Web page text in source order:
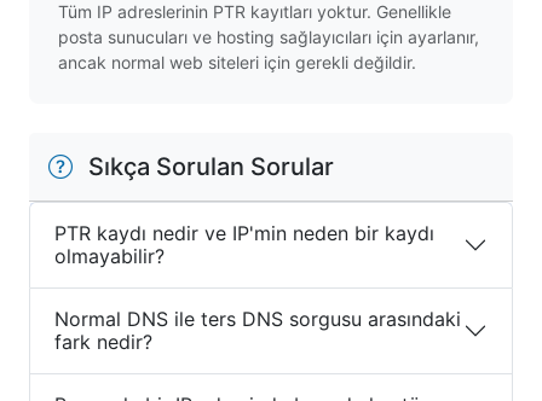
Tüm IP adreslerinin PTR kayıtları yoktur. Genellikle
posta sunucuları ve hosting sağlayıcıları için ayarlanır,
ancak normal web siteleri için gerekli değildir.
Sıkça Sorulan Sorular
PTR kaydı nedir ve IP'min neden bir kaydı
olmayabilir?
Normal DNS ile ters DNS sorgusu arasındaki
fark nedir?